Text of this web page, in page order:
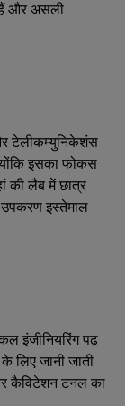
और असली
टेलीकम्युनिकेशंस
इसका फोकस
की लैब में छात्र
इस्तेमाल
इंजीनियरिंग पढ़
लिए जानी जाती
कैविटेशन टनल का